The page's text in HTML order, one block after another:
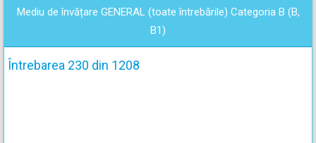
0
Mediu de învățare GENERAL (toate întrebările) Categoria B (B,
B1)
Întrebarea 230 din 1208